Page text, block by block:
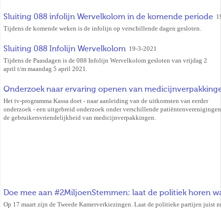
Sluiting 088 infolijn Wervelkolom in de komende periode
Tijdens de komende weken is de infolijn op verschillende dagen gesloten.
Sluiting 088 Infolijn Wervelkolom 19-3-2021
Tijdens de Paasdagen is de 088 Infolijn Wervelkolom gesloten van vrijdag 2
april t/m maandag 5 april 2021.
Onderzoek naar ervaring openen van
Het tv-programma Kassa doet - naar aanleiding van de uitkomsten van eerder
onderzoek - een uitgebreid onderzoek onder verschillende
de gebruikersvriendelijkheid van medicijnverpakkingen.
Doe mee aan #2MiljoenStemmen: laat de politiek horen
Op 17 maart zijn de Tweede Kamerverkiezingen. Laat de politieke partijen juist